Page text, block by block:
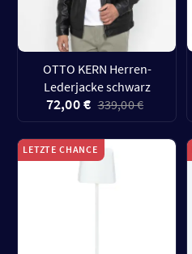
OTTO KERN Herren-
Lederjacke schwarz
72,00 € 339,00 €
LETZTE CHANCE